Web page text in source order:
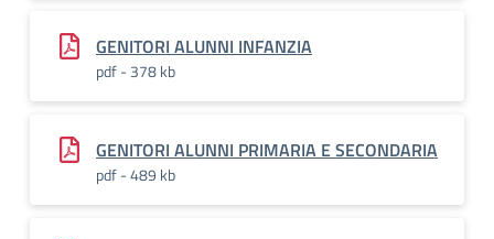
GENITORI ALUNNI INFANZIA
pdf - 378 kb
GENITORI ALUNNI PRIMARIA E SECONDARIA
pdf - 489 kb